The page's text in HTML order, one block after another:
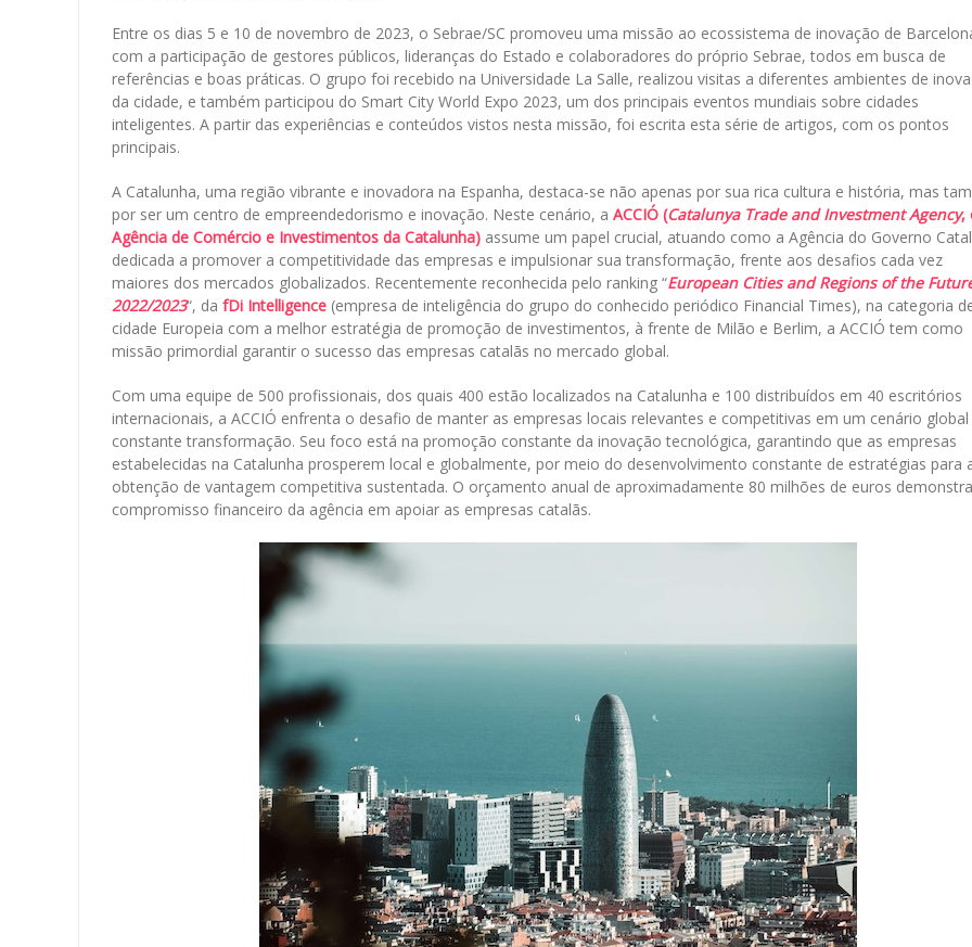
Entre os dias 5 e 10 de novembro de 2023, o Sebrae/SC promoveu uma missão ao ecossistema de inovação de
com a participação de gestores públicos, lideranças do Estado e colaboradores do próprio Sebrae, todos em busca de
referências e boas práticas. O grupo foi recebido na Universidade La Salle, realizou visitas a diferentes ambientes de
da cidade, e também participou do Smart City World Expo 2023, um dos principais eventos mundiais sobre cidades
inteligentes. A partir das experiências e conteúdos vistos nesta missão, foi escrita esta série de artigos, com os pontos
principais.
A Catalunha, uma região vibrante e inovadora na Espanha, destaca-se não apenas por sua rica cultura e história, mas
por ser um centro de empreendedorismo e inovação. Neste cenário, a ACCIÓ (Catalunya Trade and Investment Agency,
Agência de Comércio e Investimentos da Catalunha) assume um papel crucial, atuando como a Agência do Governo
dedicada a promover a competitividade das empresas e impulsionar sua transformação, frente aos desafios cada vez
maiores dos mercados globalizados. Recentemente reconhecida pelo ranking “European Cities and Regions of the
2022/2023“, da fDi Intelligence (empresa de inteligência do grupo do conhecido periódico Financial Times), na categoria
cidade Europeia com a melhor estratégia de promoção de investimentos, à frente de Milão e Berlim, a ACCIÓ tem como
missão primordial garantir o sucesso das empresas catalãs no mercado global.
Com uma equipe de 500 profissionais, dos quais 400 estão localizados na Catalunha e 100 distribuídos em 40 escritórios
internacionais, a ACCIÓ enfrenta o desafio de manter as empresas locais relevantes e competitivas em um cenário
constante transformação. Seu foco está na promoção constante da inovação tecnológica, garantindo que as empresas
estabelecidas na Catalunha prosperem local e globalmente, por meio do desenvolvimento constante de estratégias para
obtenção de vantagem competitiva sustentada. O orçamento anual de aproximadamente 80 milhões de euros
compromisso financeiro da agência em apoiar as empresas catalãs.